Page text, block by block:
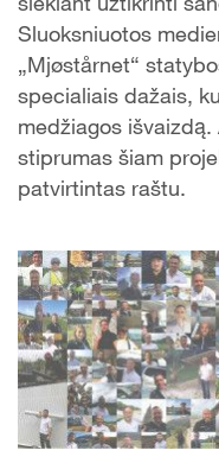
Sluoksniuotos
„Mjøstårnet“
specialiais dažais,
medžiagos
stiprumas šiam
patvirtintas raštu.